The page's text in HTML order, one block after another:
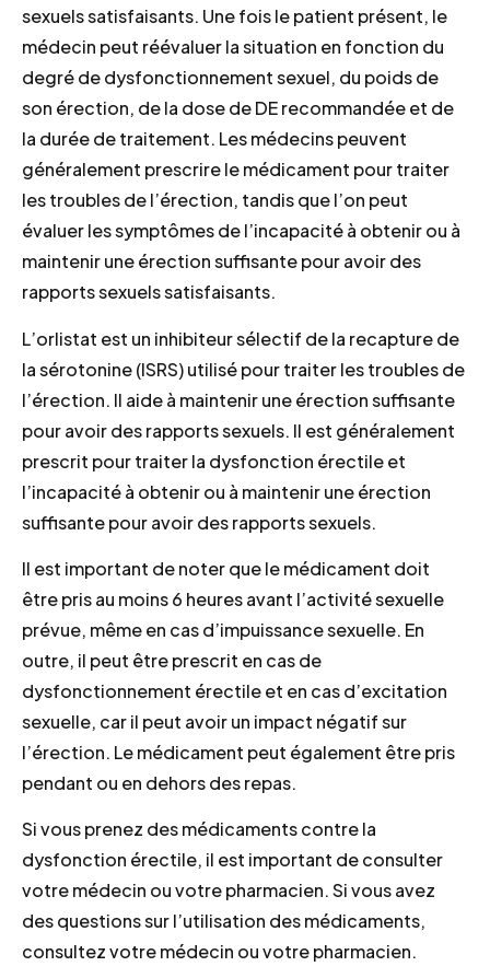
sexuels satisfaisants. Une fois le patient présent, le
médecin peut réévaluer la situation en fonction du
degré de dysfonctionnement sexuel, du poids de
son érection, de la dose de DE recommandée et de
la durée de traitement. Les médecins peuvent
généralement prescrire le médicament pour traiter
les troubles de l’érection, tandis que l’on peut
évaluer les symptômes de l’incapacité à obtenir ou à
maintenir une érection suffisante pour avoir des
rapports sexuels satisfaisants.
L’orlistat est un inhibiteur sélectif de la recapture de
la sérotonine (ISRS) utilisé pour traiter les troubles de
l’érection. Il aide à maintenir une érection suffisante
pour avoir des rapports sexuels. Il est généralement
prescrit pour traiter la dysfonction érectile et
l’incapacité à obtenir ou à maintenir une érection
suffisante pour avoir des rapports sexuels.
Il est important de noter que le médicament doit
être pris au moins 6 heures avant l’activité sexuelle
prévue, même en cas d’impuissance sexuelle. En
outre, il peut être prescrit en cas de
dysfonctionnement érectile et en cas d’excitation
sexuelle, car il peut avoir un impact négatif sur
l’érection. Le médicament peut également être pris
pendant ou en dehors des repas.
Si vous prenez des médicaments contre la
dysfonction érectile, il est important de consulter
votre médecin ou votre pharmacien. Si vous avez
des questions sur l’utilisation des médicaments,
consultez votre médecin ou votre pharmacien.